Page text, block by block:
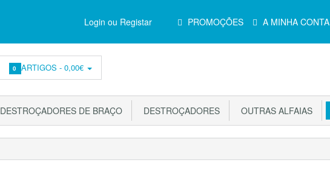
Login ou Registar
PrincipalPROMOÇÕES A MINHA CONTA
0 ARTIGOS -0,00€
DESTROÇADORES DE BRAÇO DESTROÇADORES OUTRAS ALFAIAS